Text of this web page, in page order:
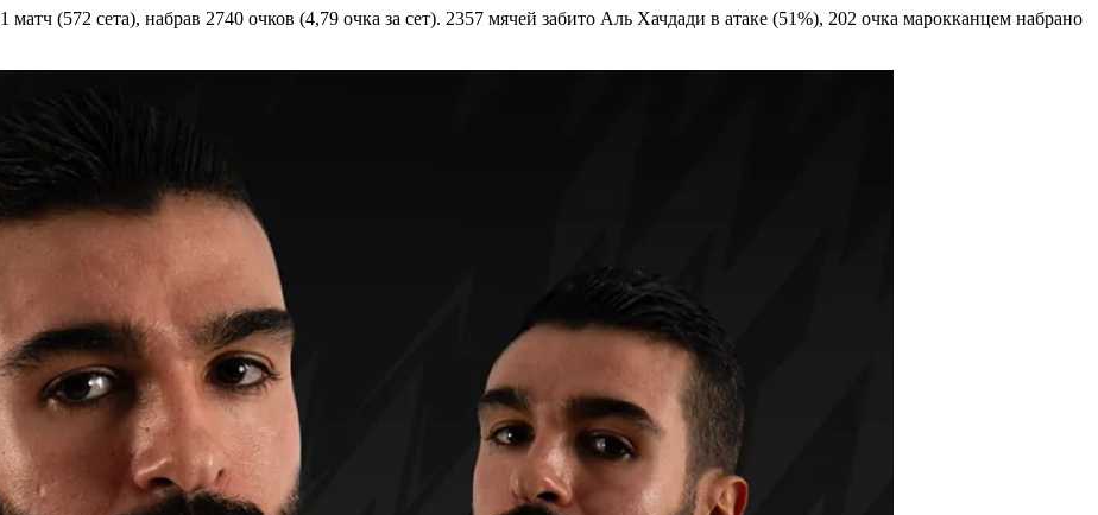
(572 сета), набрав 2740 очков (4,79 очка за сет). 2357 мячей забито Аль Хачдади в атаке (51%), 202 очка марокканцем набрано